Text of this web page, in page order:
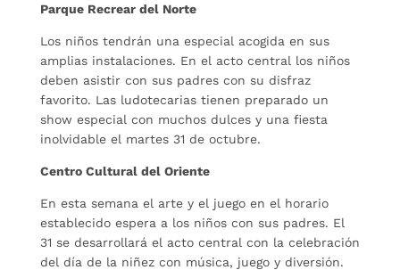
Parque Recrear del Norte
Los niños tendrán una especial acogida en sus
amplias instalaciones. En el acto central los niños
deben asistir con sus padres con su disfraz
favorito. Las ludotecarias tienen preparado un
show especial con muchos dulces y una fiesta
inolvidable el martes 31 de octubre.
Centro Cultural del Oriente
En esta semana el arte y el juego en el horario
establecido espera a los niños con sus padres. El
31 se desarrollará el acto central con la celebración
del día de la niñez con música, juego y diversión.